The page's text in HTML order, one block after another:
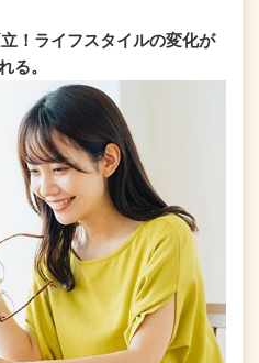
！ライフスタイルの変化が
る。